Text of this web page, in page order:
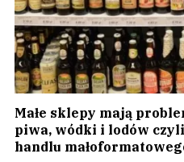
Małe sklepy mają
piwa, wódki i lodów
handlu